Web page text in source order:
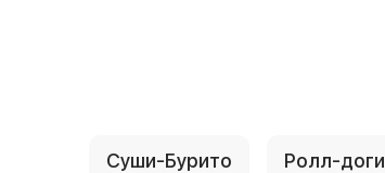
Суши-Бурито Ролл-доги